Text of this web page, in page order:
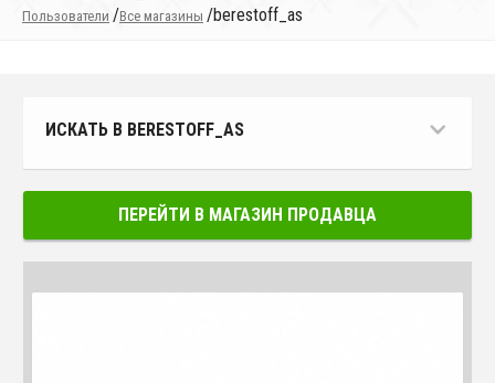
Пользователи /Все магазины /berestoff_as
ИСКАТЬ В BERESTOFF_AS
ПЕРЕЙТИ В МАГАЗИН ПРОДАВЦА